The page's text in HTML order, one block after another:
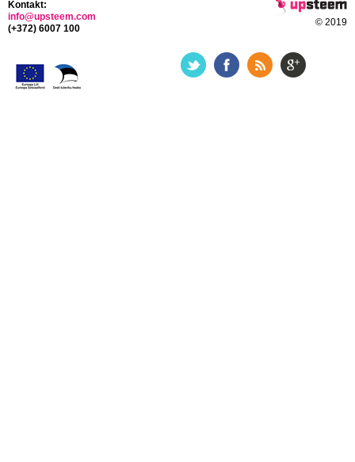
© 2019
Kontakt:
info@upsteem.com
(+372) 6007 100
Liitun